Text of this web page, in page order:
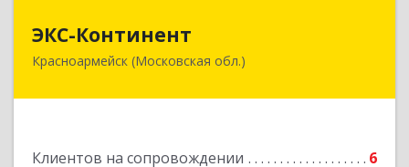
ЭКС-Континент
Красноармейск (Московская обл.)
Клиентов на сопровождении 6
141292, Московская область, Красноармейск,